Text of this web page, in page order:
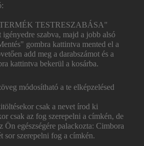
TESTRESZABÁSA"
szabva, majd a jobb alsó
gombra kattintva mented el a
add meg a darabszámot és a
kattintva bekerül a kosárba.
módosítható a te elképzelésed
csak a nevet írod ki
csak az fog szerepelni a címkén, de
egészségére palackozta: Cimbora
sor szerepelni fog a címkén.